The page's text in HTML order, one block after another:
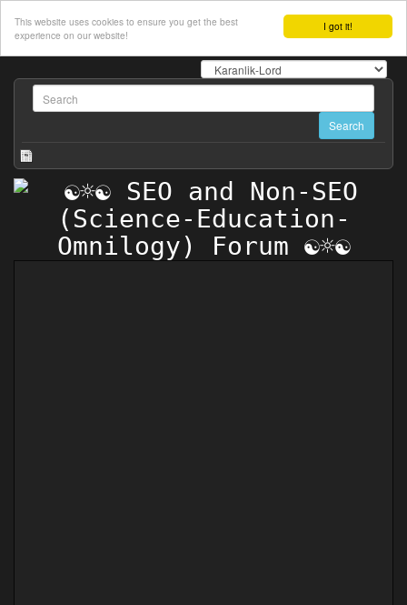
I got it!
This website uses cookies to ensure you get the best
experience on our website!